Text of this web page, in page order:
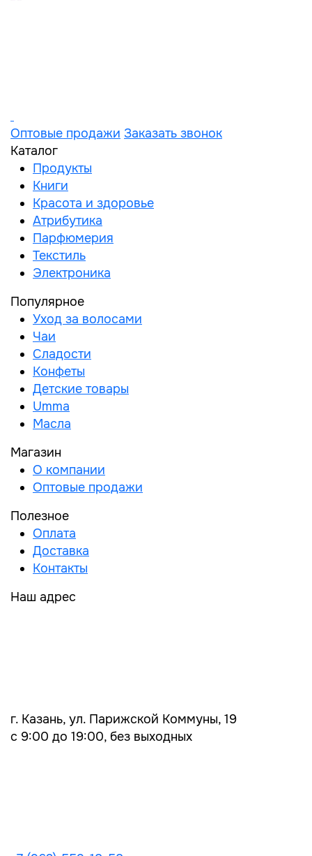
Оптовые продажи Заказать звонок
Каталог
Продукты
Книги
Красота и здоровье
Атрибутика
Парфюмерия
Текстиль
Электроника
Популярное
Уход за волосами
Чаи
Сладости
Конфеты
Детские товары
Umma
Масла
Магазин
О компании
Оптовые продажи
Полезное
Оплата
Доставка
Контакты
Наш адрес
г. Казань, ул. Парижской Коммуны, 19
с 9:00 до 19:00, без выходных